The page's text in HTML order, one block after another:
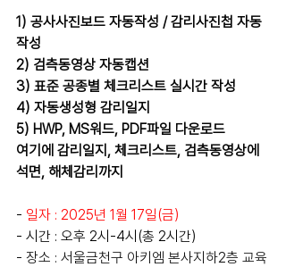
1) 공사사진보드 자동작성 / 감리사진첩 자동
작성
2) 검측동영상 자동캡션
3) 표준 공종별 체크리스트 실시간 작성
4) 자동생성형 감리일지
5) HWP, MS워드, PDF파일 다운로드
여기에 감리일지, 체크리스트, 검측동영상에
석면, 해체감리까지
- 일자 : 2025년 1월 17일(금)
- 시간 : 오후 2시-4시(총 2시간)
- 장소 : 서울금천구 아키엠 본사지하2층 교육